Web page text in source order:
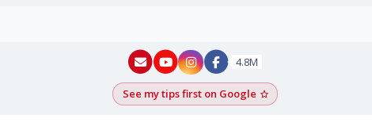
New York - YouTube
New York - Instagram
4.8M
See my tips first on GoogleAdd as a Google